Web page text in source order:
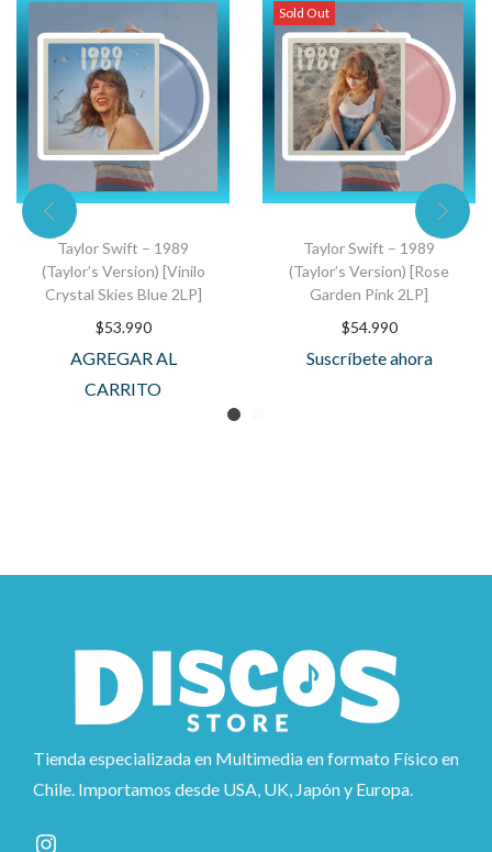
Taylor Swift – 1989
(Taylor’s Version) [Vinilo
Crystal Skies Blue 2LP]
$53.990
AGREGAR AL
CARRITO
Sold Out
Taylor Swift – 1989
(Taylor’s Version) [Rose
Garden Pink 2LP]
$54.990
Suscríbete ahora
Tienda especializada en Multimedia en formato Físico en
Chile. Importamos desde USA, UK, Japón y Europa.